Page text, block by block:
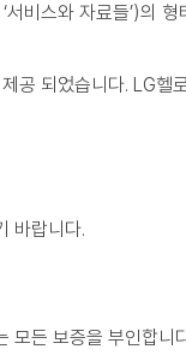
비스와 자료들’)의 형
공 되었습니다. LG헬
바랍니다.
모든 보증을 부인합니